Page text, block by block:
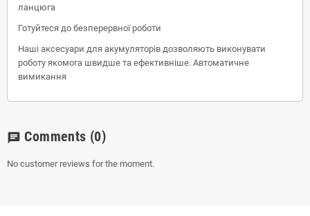
ланцюга
Готуйтеся до безперервної роботи
Наші аксесуари для акумуляторів дозволяють виконувати
роботу якомога швидше та ефективніше. Автоматичне
вимикання
chat Comments (0)
No customer reviews for the moment.